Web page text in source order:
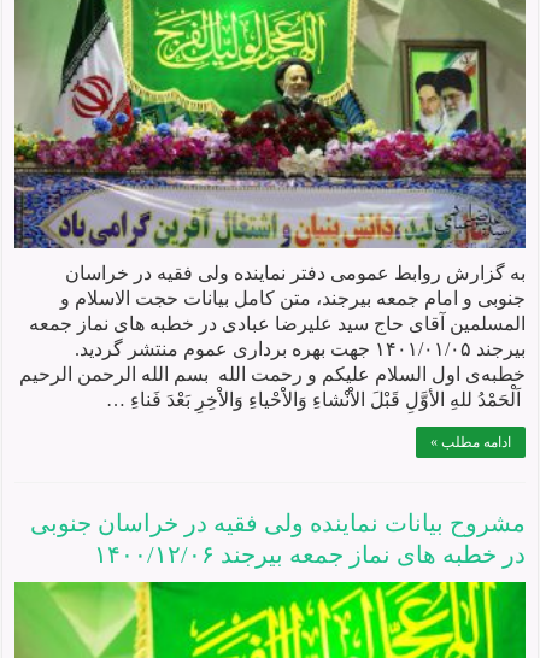
به گزارش روابط عمومی دفتر نماینده ولی فقیه در خراسان
جنوبی و امام جمعه بیرجند، متن کامل بیانات حجت الاسلام و
المسلمین آقای حاج سید علیرضا عبادی در خطبه های نماز جمعه
بیرجند ۱۴۰۱/۰۱/۰۵ جهت بهره برداری عموم منتشر گردید.
خطبه‌ی اول السلام علیکم و رحمت الله بسم الله الرحمن الرحیم
اَلْحَمْدُ للهِ الأوَّلِ قَبْلَ الاْنْشاءِ وَالاْحْياءِ وَالاْخِرِ بَعْدَ فَناءِ …
ادامه مطلب »
مشروح بیانات نماينده ولی فقيه در خراسان جنوبی
در خطبه های نماز جمعه بيرجند ۱۴۰۰/۱۲/۰۶